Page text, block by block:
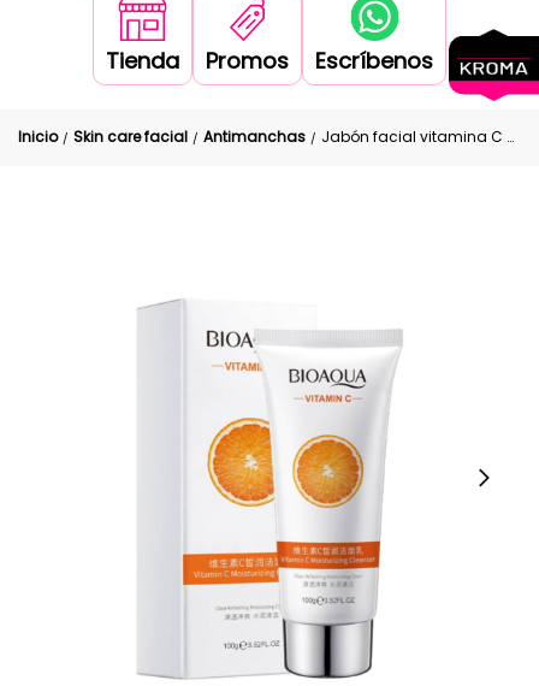
Tienda Promos Escríbenos
Inicio / Skin care facial / Antimanchas / Jabón facial vitamina C anti manchas Bioaqua (CAJA BLANCA)